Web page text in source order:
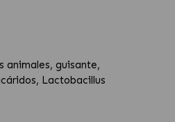
animales, guisante,
Lactobacillus